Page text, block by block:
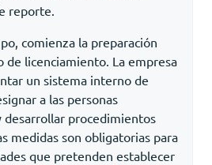
reporte.
comienza la preparación
de licenciamiento. La empresa
un sistema interno de
a las personas
desarrollar procedimientos
medidas son obligatorias para
que pretenden establecer